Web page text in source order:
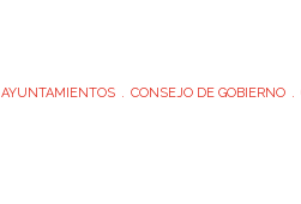
AYUNTAMIENTOS CONSEJO DE GOBIERNO